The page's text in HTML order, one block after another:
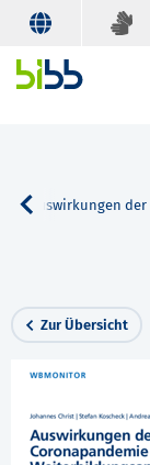
Auswirkungen
Zur Übersicht